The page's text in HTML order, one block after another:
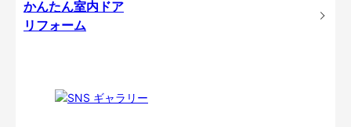
かんたん室内ドア
リフォーム